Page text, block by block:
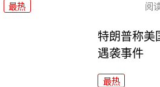
最热 阅
特朗普称美
遇袭事件
最热